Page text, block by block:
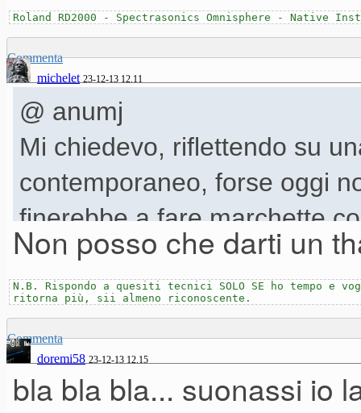
Roland RD2000 - Spectrasonics Omnisphere - Native
Commenta
michelet 23-12-13 12.11
@ anumj
Mi chiedevo, riflettendo su
contemporaneo, forse oggi
finerebbe a fare marchette
Ma Liszt era liszt. Oggi
1. un pianoforte gran coda
conoscere marca, modello,
Non posso che darti un
N.B. Rispondo a quesiti tecnici SOLO SE ho tempo e
ritorna più, sii almeno riconoscente.
Commenta
doremi58 23-12-13 12.15
bla bla bla... suonassi io